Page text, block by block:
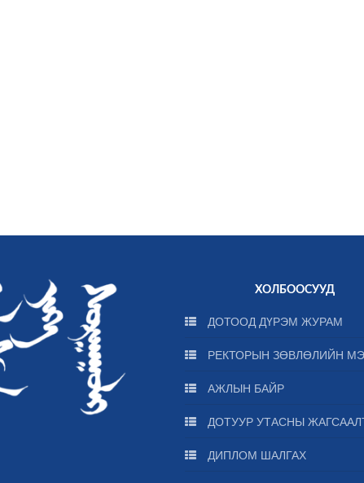
ХОЛБООСУУД
ДОТООД ДҮРЭМ ЖУРАМ
РЕКТОРЫН ЗӨВЛӨЛИЙН
АЖЛЫН БАЙР
ДОТУУР УТАСНЫ
ДИПЛОМ ШАЛГАХ